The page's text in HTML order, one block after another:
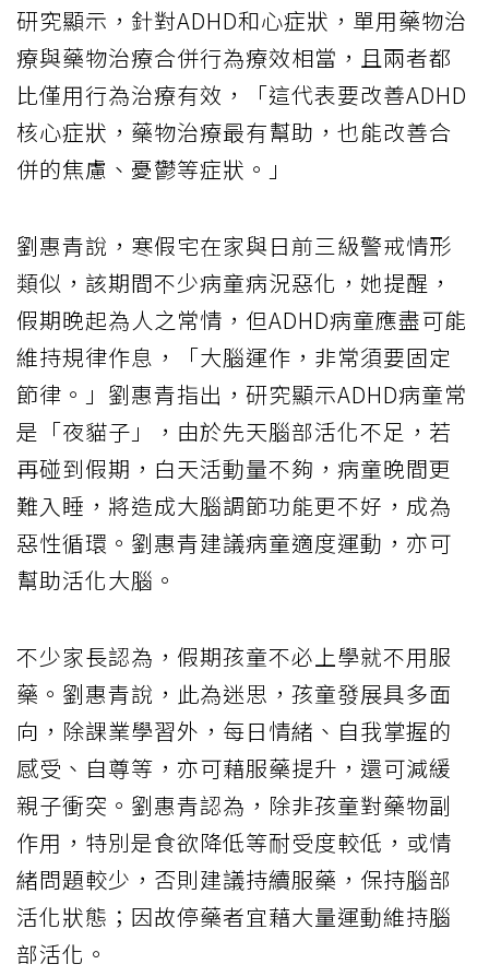
研究顯示，針對ADHD和心症狀，單用藥物治
療與藥物治療合併行為療效相當，且兩者都
比僅用行為治療有效，「這代表要改善ADHD
核心症狀，藥物治療最有幫助，也能改善合
併的焦慮、憂鬱等症狀。」
劉惠青說，寒假宅在家與日前三級警戒情形
類似，該期間不少病童病況惡化，她提醒，
假期晚起為人之常情，但ADHD病童應盡可能
維持規律作息，「大腦運作，非常須要固定
節律。」劉惠青指出，研究顯示ADHD病童常
是「夜貓子」，由於先天腦部活化不足，若
再碰到假期，白天活動量不夠，病童晚間更
難入睡，將造成大腦調節功能更不好，成為
惡性循環。劉惠青建議病童適度運動，亦可
幫助活化大腦。
不少家長認為，假期孩童不必上學就不用服
藥。劉惠青說，此為迷思，孩童發展具多面
向，除課業學習外，每日情緒、自我掌握的
感受、自尊等，亦可藉服藥提升，還可減緩
親子衝突。劉惠青認為，除非孩童對藥物副
作用，特別是食欲降低等耐受度較低，或情
緒問題較少，否則建議持續服藥，保持腦部
活化狀態；因故停藥者宜藉大量運動維持腦
部活化。